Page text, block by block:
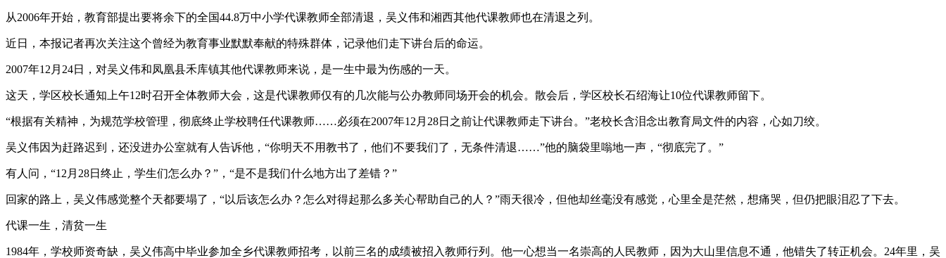
从2006年开始，教育部提出要将余下的全国44.8万中小学代课教师全部清退，吴义伟和湘西其他代课教师也在清退之列。
近日，本报记者再次关注这个曾经为教育事业默默奉献的特殊群体，记录他们走下讲台后的命运。
2007年12月24日，对吴义伟和凤凰县禾库镇其他代课教师来说，是一生中最为伤感的一天。
这天，学区校长通知上午12时召开全体教师大会，这是代课教师仅有的几次能与公办教师同场开会的机会。散会后，学区校长石绍海让10位代课教师留下。
“根据有关精神，为规范学校管理，彻底终止学校聘任代课教师……必须在2007年12月28日之前让代课教师走下讲台。”老校长含泪念出教育局文件的内容，心如刀绞。
吴义伟因为赶路迟到，还没进办公室就有人告诉他，“你明天不用教书了，他们不要我们了，无条件清退……”他的脑袋里嗡地一声，“彻底完了。”
有人问，“12月28日终止，学生们怎么办？”，“是不是我们什么地方出了差错？”
回家的路上，吴义伟感觉整个天都要塌了，“以后该怎么办？怎么对得起那么多关心帮助自己的人？”雨天很冷，但他却丝毫没有感觉，心里全是茫然，想痛哭，但仍把眼泪忍了下去。
代课一生，清贫一生
1984年，学校师资奇缺，吴义伟高中毕业参加全乡代课教师招考，以前三名的成绩被招入教师行列。他一心想当一名崇高的人民教师，因为大山里信息不通，他错失了转正机会。24年里，吴